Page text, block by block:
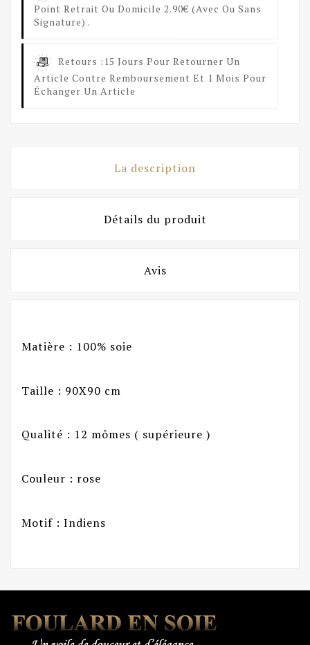
Point Retrait Ou Domicile 2.90€ (avec Ou Sans
Signature) .
Retours : 15 Jours Pour Retourner Un
Article Contre Remboursement Et 1 Mois Pour
Échanger Un Article
La description
Détails du produit
Avis
Matière : 100% soie
Taille : 90X90 cm
Qualité : 12 mômes ( supérieure )
Couleur : rose
Motif : Indiens